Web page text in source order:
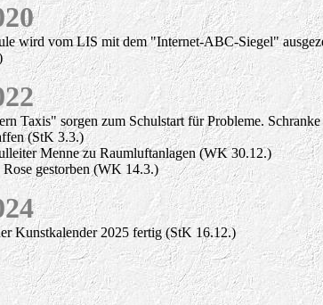
wird vom LIS mit dem "Internet-ABC-Siegel"
Taxis" sorgen zum Schulstart für Probleme.
(StK 3.3.)
Menne zu Raumluftanlagen (WK 30.12.)
Rose gestorben (WK 14.3.)
Kunstkalender 2025 fertig (StK 16.12.)